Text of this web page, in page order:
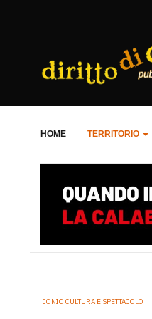
HOME TERRITORIO
JONIO CULTURA E SPETTACOLO